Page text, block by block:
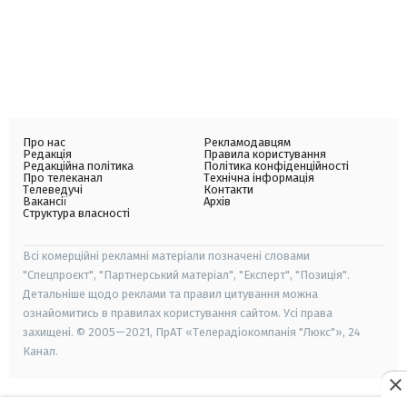
Про нас
Редакція
Редакційна політика
Про телеканал
Телеведучі
Вакансії
Структура власності
Рекламодавцям
Правила користування
Політика конфіденційності
Технічна інформація
Контакти
Архів
Всі комерційні рекламні матеріали позначені словами
"Спецпроєкт", "Партнерський матеріал", "Експерт", "Позиція".
Детальніше щодо реклами та правил цитування можна
ознайомитись в правилах користування сайтом. Усі права
захищені. © 2005—2021, ПрАТ «Телерадіокомпанія "Люкс"», 24
Канал.